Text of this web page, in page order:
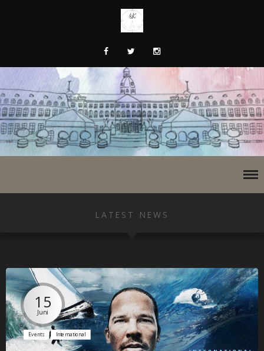
LATEST NEWS
15
Juni
Events International